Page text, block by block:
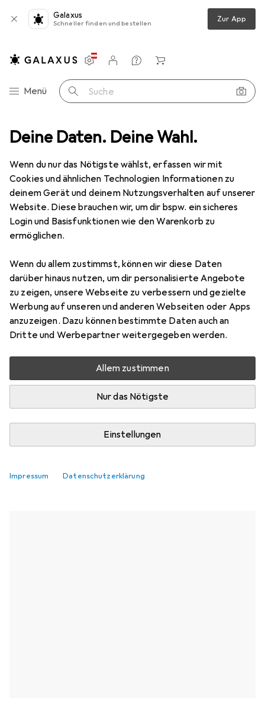
Deine Daten. Deine Wahl.
Wenn du nur das Nötigste wählst, erfassen wir mit
Cookies und ähnlichen Technologien Informationen zu
deinem Gerät und deinem Nutzungsverhalten auf unserer
Website. Diese brauchen wir, um dir bspw. ein sicheres
Login und Basisfunktionen wie den Warenkorb zu
ermöglichen.
Wenn du allem zustimmst, können wir diese Daten
darüber hinaus nutzen, um dir personalisierte Angebote
zu zeigen, unsere Webseite zu verbessern und gezielte
Werbung auf unseren und anderen Webseiten oder Apps
anzuzeigen. Dazu können bestimmte Daten auch an
Dritte und Werbepartner weitergegeben werden.
Allem zustimmen
Nur das Nötigste
Einstellungen
Impressum Datenschutzerklärung
Galaxus
Schneller finden und bestellen Zur App
Navigation nach Kategorien
Menü Suche
Einstellungen
Kundenkonto
Vergleichslisten
Merklisten
Warenkorb
Schwimmen Badekappe Speedo Recycled Cap
SpeedoRecycled Cap
Bewertungen
Aktuell nicht lieferbar
Benachrichtigen, wenn lieferbar
Vergleichen Merken
Kostenloser Versand ab 30,– i
Verfügbarkeit